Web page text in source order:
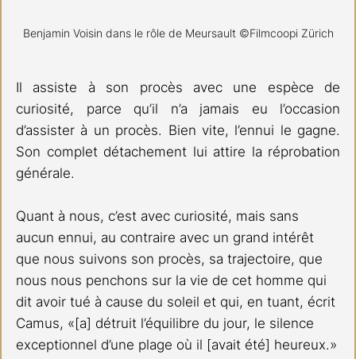
Benjamin Voisin dans le rôle de Meursault ©Filmcoopi Zürich
Il assiste à son procès avec une espèce de
curiosité, parce qu’il n’a jamais eu l’occasion
d’assister à un procès. Bien vite, l’ennui le gagne.
Son complet détachement lui attire la réprobation
générale.
Quant à nous, c’est avec curiosité, mais sans
aucun ennui, au contraire avec un grand intérêt
que nous suivons son procès, sa trajectoire, que
nous nous penchons sur la vie de cet homme qui
dit avoir tué à cause du soleil et qui, en tuant, écrit
Camus, «[a] détruit l’équilibre du jour, le silence
exceptionnel d’une plage où il [avait été] heureux.»